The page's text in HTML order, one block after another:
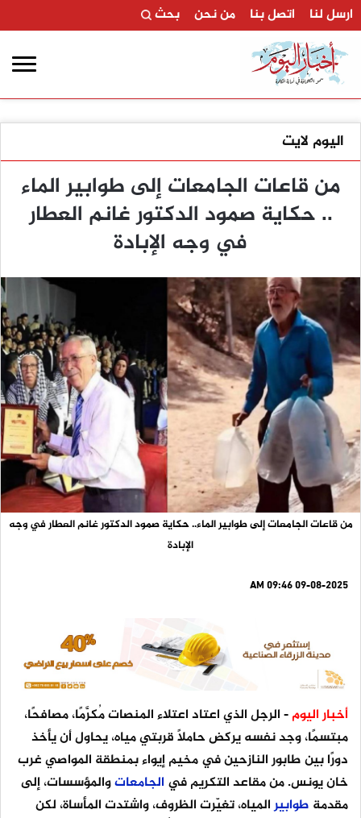
ارسل لنا اتصل بنا من نحن بحث
اليوم لايت
من قاعات الجامعات إلى طوابير الماء
.. حكاية صمود الدكتور غانم العطار
في وجه الإبادة
من قاعات الجامعات إلى طوابير الماء.. حكاية صمود الدكتور غانم العطار في وجه
الإبادة
09-08-2025 09:46 AM
أخبار اليوم- الرجل الذي اعتاد اعتلاء المنصات مُكرَّمًا، مصافحًا،
مبتسمًا، وجد نفسه يركض حاملًا قربتي مياه، يحاول أن يأخذ
دورًا بين طابور النازحين في مخيم إيواء بمنطقة المواصي غرب
خان يونس. من مقاعد التكريم في الجامعاتوالمؤسسات، إلى
مقدمة طوابيرالمياه، تغيّرت الظروف، واشتدت المأساة، لكن